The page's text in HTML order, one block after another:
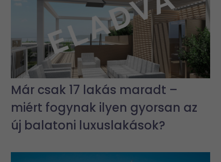
Már csak 17 lakás maradt –
miért fogynak ilyen gyorsan az
új balatoni luxuslakások?